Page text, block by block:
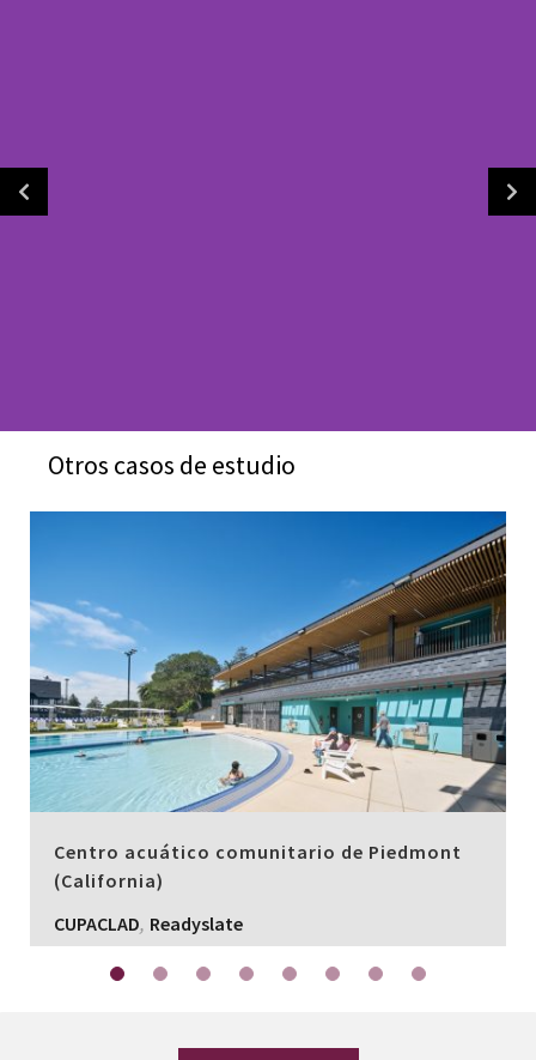
Otros casos de estudio
Centro acuático comunitario de Piedmont
(California)
CUPACLAD, Readyslate